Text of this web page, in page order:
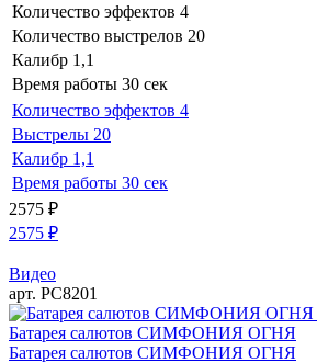
Количество эффектов 4
Количество выстрелов 20
Калибр 1,1
Время работы 30 сек
Количество эффектов 4
Выстрелы 20
Калибр 1,1
Время работы 30 сек
2575 ₽
2575 ₽
Видео
арт. РС8201
Батарея салютов СИМФОНИЯ ОГНЯ
Батарея салютов СИМФОНИЯ ОГНЯ